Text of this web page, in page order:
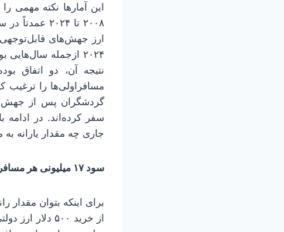
این آمارها نکته مهمی
۲۰۰۸ تا
۲۰۲۴ ازجمله
نتیجه آن، دو اتفاق
مسافراولی‌ها را ترغیب
گردشگران پس از جهش
جاری چه مقدار یارانه
سود ۱۷ میلیونی هر مسافر
برای اینکه بتوان مقدار